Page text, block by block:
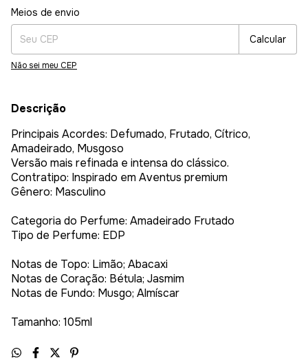
Entregas para o CEP:
Meios de envio
Calcular
Não sei meu CEP
Descrição
Principais Acordes: Defumado, Frutado, Cítrico,
Amadeirado, Musgoso
Versão mais refinada e intensa do clássico.
Contratipo: Inspirado em Aventus premium
Gênero: Masculino
Categoria do Perfume: Amadeirado Frutado
Tipo de Perfume: EDP
Notas de Topo: Limão; Abacaxi
Notas de Coração: Bétula; Jasmim
Notas de Fundo: Musgo; Almíscar
Tamanho: 105ml